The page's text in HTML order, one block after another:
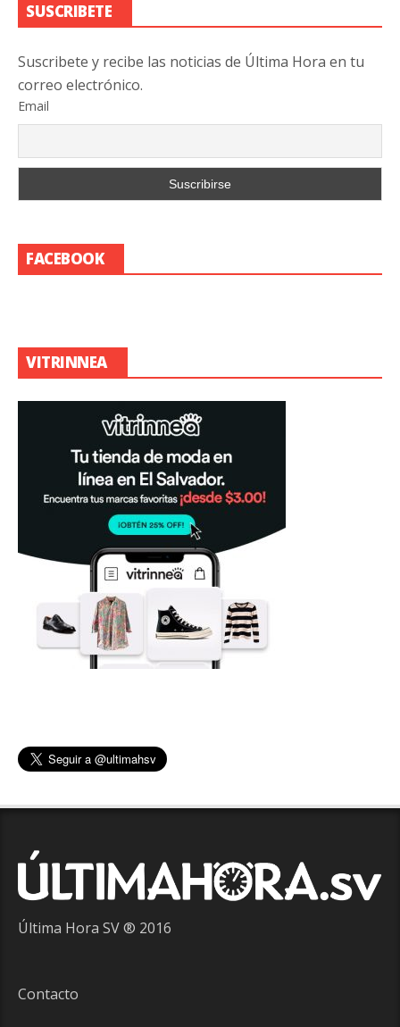
SUSCRIBETE
Suscribete y recibe las noticias de Última Hora en tu
correo electrónico.
Email
FACEBOOK
VITRINNEA
Última Hora SV ® 2016
Contacto